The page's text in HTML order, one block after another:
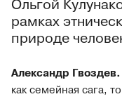
Ольгой
рамках
природе
Александр Гвоздев.
как семейная сага,